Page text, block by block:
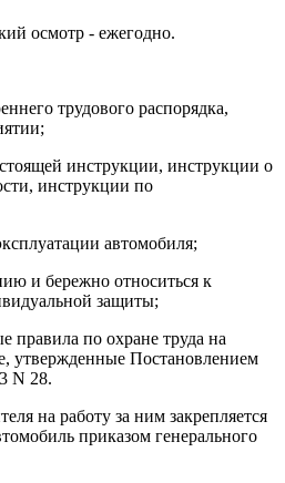
осмотр - ежегодно.
трудового распорядка,
инструкции, инструкции о
инструкции по
автомобиля;
и бережно относиться к
защиты;
правила по охране труда на
утвержденные Постановлением
N 28.
на работу за ним закрепляется
приказом генерального